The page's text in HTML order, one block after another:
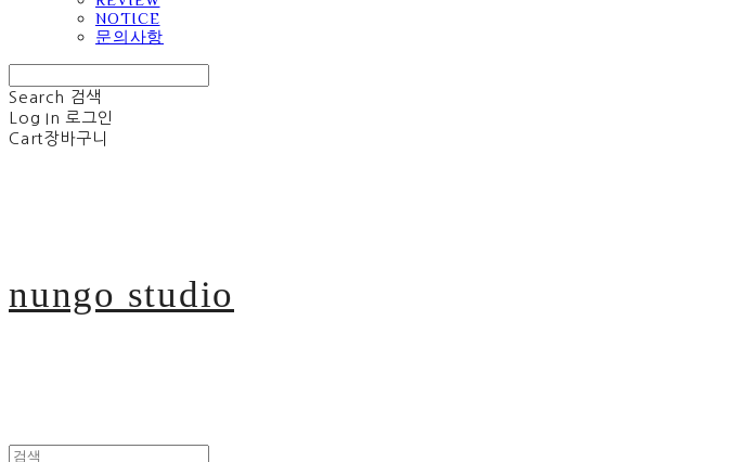
NOTICE
문의사항
Search 검색
Log In 로그인
Cart장바구니
nungo studio